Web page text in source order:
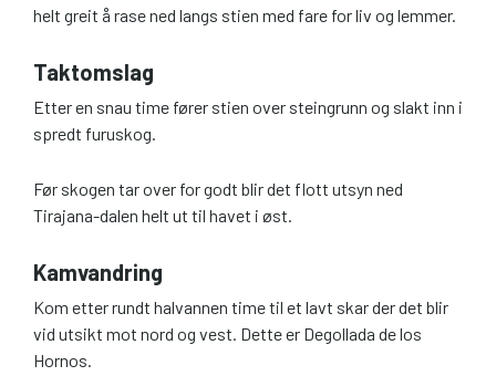
helt greit å rase ned langs stien med fare for liv og lemmer.
Taktomslag
Etter en snau time fører stien over steingrunn og slakt inn i
spredt furuskog.
Før skogen tar over for godt blir det flott utsyn ned
Tirajana-dalen helt ut til havet i øst.
Kamvandring
Kom etter rundt halvannen time til et lavt skar der det blir
vid utsikt mot nord og vest. Dette er Degollada de los
Hornos.